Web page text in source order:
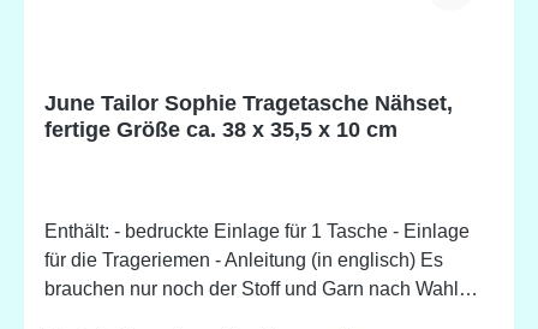
June Tailor Sophie Tragetasche Nähset,
fertige Größe ca. 38 x 35,5 x 10 cm
Enthält: - bedruckte Einlage für 1 Tasche - Einlage
für die Trageriemen - Anleitung (in englisch) Es
brauchen nur noch der Stoff und Garn nach Wahl